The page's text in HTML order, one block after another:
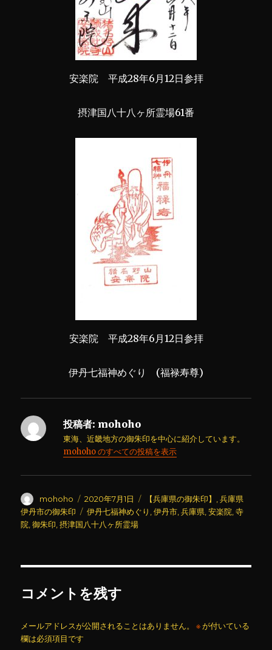
安楽院 平成28年6月12日参拝
摂津国八十八ヶ所霊場61番
安楽院 平成28年6月12日参拝
伊丹七福神めぐり (福禄寿尊)
投稿者: mohoho
東海、近畿地方の御朱印を中心に紹介しています。
mohoho のすべての投稿を表示
投
稿
者
mohoho
投
稿
日:
2020年7月1日
カ
テ
【兵庫県の御朱印】 ,兵庫県
伊丹市の御朱印
タ
グ
伊丹七福神めぐり ,伊丹市 ,兵庫県 ,安楽院 ,寺
院 ,御朱印 ,摂津国八十八ヶ所霊場
コメントを残す
メールアドレスが公開されることはありません。 ※が付いている
欄は必須項目です